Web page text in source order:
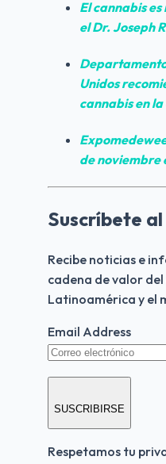
El cannabis
el Dr. Joseph
Unidos
cannabis en la
de noviembre
Suscríbete
Recibe noticias e
cadena de valor del
Latinoamérica y el
Email Address
SUSCRIBIRSE
Respetamos tu